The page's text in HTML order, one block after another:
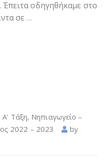
οδηγηθήκαμε στο
σε…
Α' Τάξη, Νηπιαγωγείο –
2022 – 2023
by